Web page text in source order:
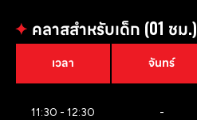
✦ คลาสสำหรับเด็ก (01 ชม.)
เวลา จันทร์
11:30 - 12:30 -